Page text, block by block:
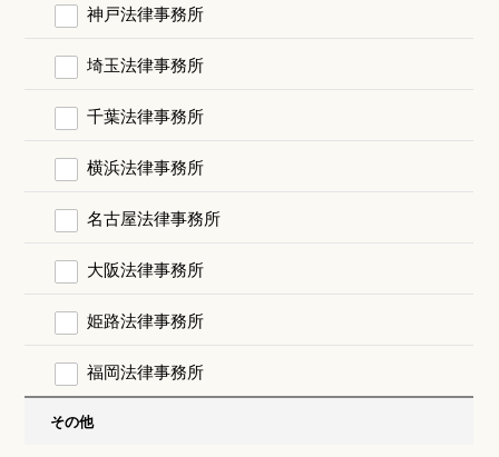
神戸法律事務所
埼玉法律事務所
千葉法律事務所
横浜法律事務所
名古屋法律事務所
大阪法律事務所
姫路法律事務所
福岡法律事務所
その他